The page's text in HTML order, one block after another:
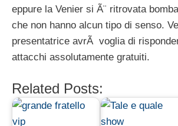
eppure la Venier si Ã¨ ritrovata
che non hanno alcun tipo di senso.
presentatrice avrÃ voglia di
attacchi assolutamente gratuiti.
Related Posts: